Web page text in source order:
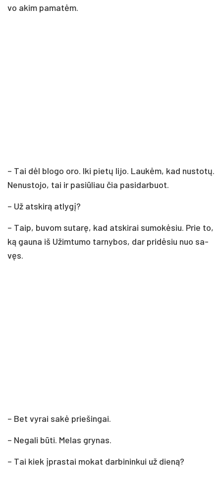
vo akim pa­ma­tėm.
– Tai dėl blo­go oro. Iki pie­tų li­jo. Lau­kėm, kad nu­sto­tų.
Ne­nus­to­jo, tai ir pa­siū­liau čia pa­si­dar­buot.
– Už at­ski­rą at­ly­gį?
– Taip, bu­vom su­ta­rę, kad at­ski­rai su­mo­kė­siu. Prie to,
ką gau­na iš Užim­tu­mo tar­ny­bos, dar pri­dė­siu nuo sa­
vęs.
– Bet vy­rai sa­kė prie­šin­gai.
– Ne­ga­li bū­ti. Me­las gry­nas.
– Tai kiek įpras­tai mo­kat dar­bi­nin­kui už die­ną?